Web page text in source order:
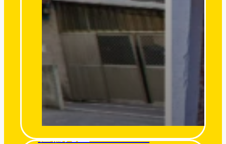
杜倫先生 Mr. Turon